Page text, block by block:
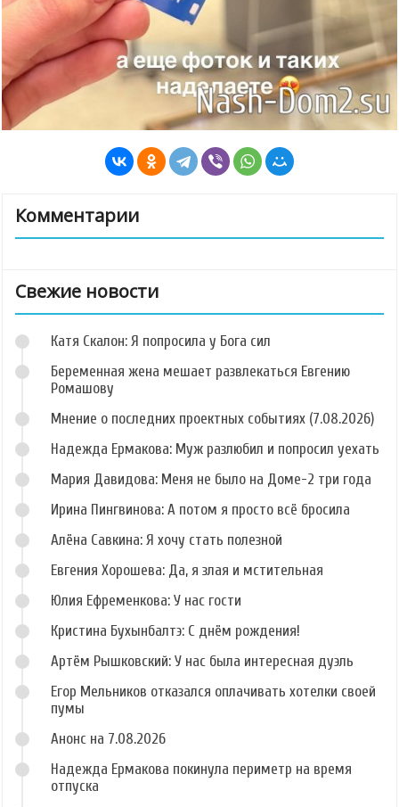
Комментарии
Свежие новости
Катя Скалон: Я попросила у Бога сил
Беременная жена мешает развлекаться Евгению
Ромашову
Мнение о последних проектных событиях (7.08.2026)
Надежда Ермакова: Муж разлюбил и попросил уехать
Мария Давидова: Меня не было на Доме-2 три года
Ирина Пингвинова: А потом я просто всё бросила
Алёна Савкина: Я хочу стать полезной
Евгения Хорошева: Да, я злая и мстительная
Юлия Ефременкова: У нас гости
Кристина Бухынбалтэ: С днём рождения!
Артём Рышковский: У нас была интересная дуэль
Егор Мельников отказался оплачивать хотелки своей
пумы
Анонс на 7.08.2026
Надежда Ермакова покинула периметр на время
отпуска